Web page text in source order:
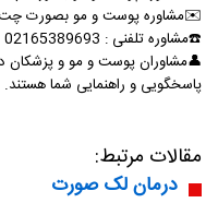
✉️مشاوره پوست و مو بصورت چت در ایتا و
☎️مشاوره تلفنی : 02165389693
👤مشاوران پوست و مو و پزشکان
پاسخگویی و راهنمایی شما هستند.
مقالات مرتبط:
درمان لک صورت